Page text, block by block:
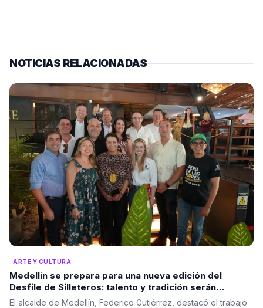
NOTICIAS RELACIONADAS
ARTE Y CULTURA
Medellín se prepara para una nueva edición del
Desfile de Silleteros: talento y tradición serán
protagonistas
El alcalde de Medellín, Federico Gutiérrez, destacó el trabajo